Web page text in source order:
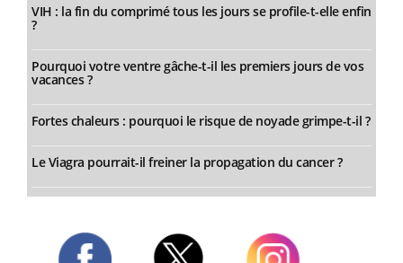
VIH : la fin du comprimé tous les jours se profile-t-elle enfin
?
Pourquoi votre ventre gâche-t-il les premiers jours de vos
vacances ?
Fortes chaleurs : pourquoi le risque de noyade grimpe-t-il ?
Le Viagra pourrait-il freiner la propagation du cancer ?